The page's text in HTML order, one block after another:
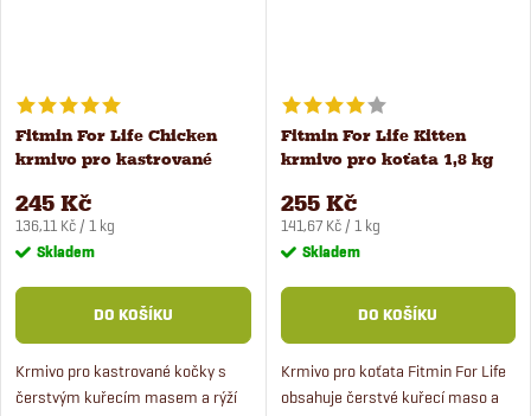
Fitmin For Life Chicken
krmivo pro kastrované
245 Kč
Měrná
cena:
136,11 Kč / 1 kg
Skladem
DO KOŠÍKU
Krmivo pro kastrované kočky s
čerstvým kuřecím masem a rýží
Fitmin For Life Kitten
krmivo pro koťata 1,8 kg
255 Kč
Měrná
cena:
141,67 Kč / 1 kg
Skladem
DO KOŠÍKU
Krmivo pro koťata Fitmin For Life
obsahuje čerstvé kuřecí maso a